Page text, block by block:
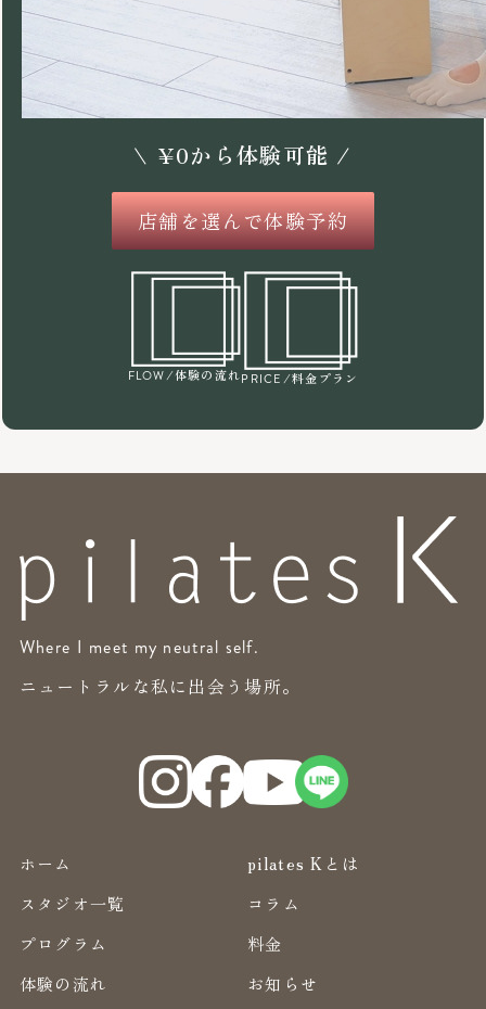
\ ¥0から体験可能 /
店舗を選んで体験予約
FLOW /体験の流れPRICE /料金プラン
Where I meet my neutral self.
ニュートラルな私に出会う場所。
ホーム
pilates Kとは
スタジオ一覧
コラム
プログラム
料金
体験の流れ
お知らせ